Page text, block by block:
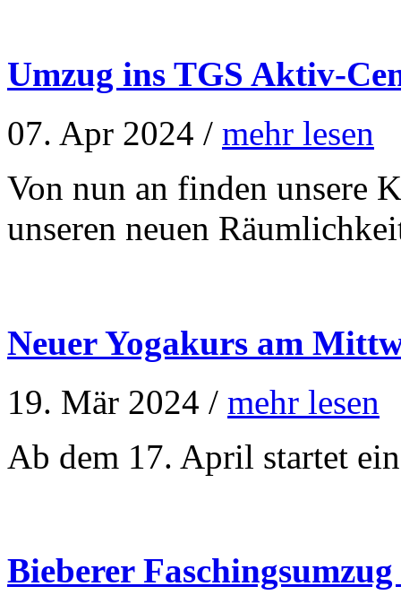
Umzug ins TGS Aktiv-
07. Apr 2024 / mehr lesen
Von nun an finden unsere
unseren neuen
Neuer Yogakurs am
19. Mär 2024 / mehr lesen
Ab dem 17. April startet
Bieberer Faschingsumzug